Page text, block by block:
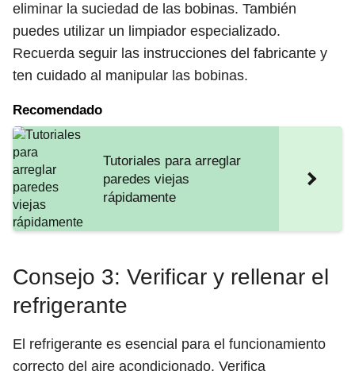
eliminar la suciedad de las bobinas. También
puedes utilizar un limpiador especializado.
Recuerda seguir las instrucciones del fabricante y
ten cuidado al manipular las bobinas.
Recomendado
Tutoriales para arreglar
paredes viejas
rápidamente
Consejo 3: Verificar y rellenar el
refrigerante
El refrigerante es esencial para el funcionamiento
correcto del aire acondicionado. Verifica